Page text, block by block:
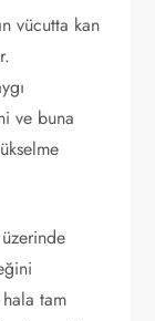
vücutta kan
ve buna
tam